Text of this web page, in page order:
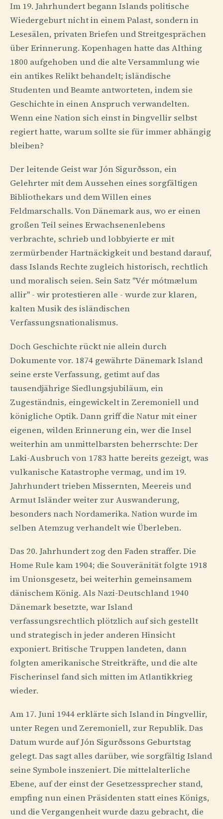
Im 19. Jahrhundert begann Islands politische
Wiedergeburt nicht in einem Palast, sondern in
Lesesälen, privaten Briefen und Streitgesprächen
über Erinnerung. Kopenhagen hatte das Althing
1800 aufgehoben und die alte Versammlung wie
ein antikes Relikt behandelt; isländische
Studenten und Beamte antworteten, indem sie
Geschichte in einen Anspruch verwandelten.
Wenn eine Nation sich einst in Þingvellir selbst
regiert hatte, warum sollte sie für immer abhängig
bleiben?
Der leitende Geist war Jón Sigurðsson, ein
Gelehrter mit dem Aussehen eines sorgfältigen
Bibliothekars und dem Willen eines
Feldmarschalls. Von Dänemark aus, wo er einen
großen Teil seines Erwachsenenlebens
verbrachte, schrieb und lobbyierte er mit
zermürbender Hartnäckigkeit und bestand darauf,
dass Islands Rechte zugleich historisch, rechtlich
und moralisch seien. Sein Satz "Vér mótmælum
allir" - wir protestieren alle - wurde zur klaren,
kalten Musik des isländischen
Verfassungsnationalismus.
Doch Geschichte rückt nie allein durch
Dokumente vor. 1874 gewährte Dänemark Island
seine erste Verfassung, getimt auf das
tausendjährige Siedlungsjubiläum, ein
Zugeständnis, eingewickelt in Zeremoniell und
königliche Optik. Dann griff die Natur mit einer
eigenen, wilden Erinnerung ein, wer die Insel
weiterhin am unmittelbarsten beherrschte: Der
Laki-Ausbruch von 1783 hatte bereits gezeigt, was
vulkanische Katastrophe vermag, und im 19.
Jahrhundert trieben Missernten, Meereis und
Armut Isländer weiter zur Auswanderung,
besonders nach Nordamerika. Nation wurde im
selben Atemzug verhandelt wie Überleben.
Das 20. Jahrhundert zog den Faden straffer. Die
Home Rule kam 1904; die Souveränität folgte 1918
im Unionsgesetz, bei weiterhin gemeinsamem
dänischem König. Als Nazi-Deutschland 1940
Dänemark besetzte, war Island
verfassungsrechtlich plötzlich auf sich gestellt
und strategisch in jeder anderen Hinsicht
exponiert. Britische Truppen landeten, dann
folgten amerikanische Streitkräfte, und die alte
Fischerinsel fand sich mitten im Atlantikkrieg
wieder.
Am 17. Juni 1944 erklärte sich Island in Þingvellir,
unter Regen und Zeremoniell, zur Republik. Das
Datum wurde auf Jón Sigurðssons Geburtstag
gelegt. Das sagt alles darüber, wie sorgfältig Island
seine Symbole inszeniert. Die mittelalterliche
Ebene, auf der einst der Gesetzessprecher stand,
empfing nun einen Präsidenten statt eines Königs,
und die Vergangenheit wurde dazu gebracht, die